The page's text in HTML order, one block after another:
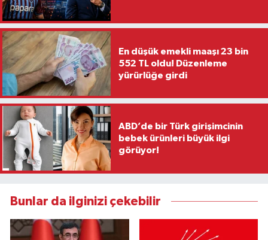
En düşük emekli maaşı 23 bin
552 TL oldu! Düzenleme
yürürlüğe girdi
ABD’de bir Türk girişimcinin
bebek ürünleri büyük ilgi
görüyor!
Bunlar da ilginizi çekebilir